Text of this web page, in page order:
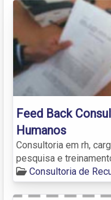
Feed Back
Humanos
Consultoria em rh,
pesquisa e
Consultoria de